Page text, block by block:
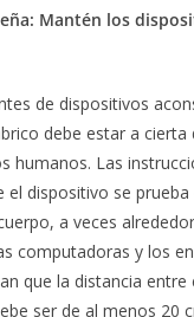
ña: Mantén los
de dispositivos
debe estar a cierta
humanos. Las
el dispositivo se
a veces
computadoras y los
que la distancia entre
ser de al menos 20